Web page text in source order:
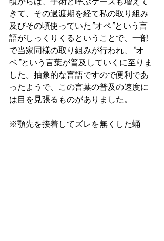
きて、その過渡期を経て私の取り組み
及びその頃使っていた”オペ”という言
語がしっくりくるということで、一部
で当家同様の取り組みが行われ、”オ
ペ”という言葉が普及していくに至りま
した。抽象的な言語ですので便利であ
ったようで、この言葉の普及の速度に
は目を見張るものがありました。
※顎先を接着してズレを無くした蛹